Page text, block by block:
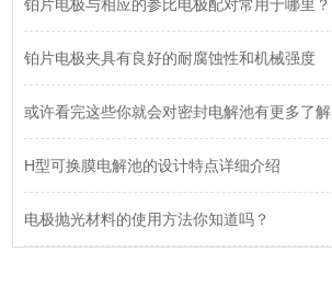
铂片电极与相应的参比电极配对常用于哪里？
铂片电极夹具有良好的耐腐蚀性和机械强度
或许看完这些你就会对密封电解池有更多了解
H型可换膜电解池的设计特点详细介绍
电极抛光材料的使用方法你知道吗？